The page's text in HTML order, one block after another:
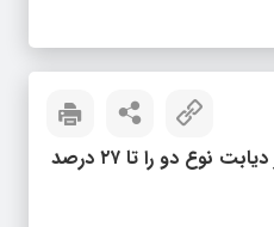
سیب‌ زمینی سرخ‌ کرده خطر دیابت نوع دو را تا ۲۷ درصد